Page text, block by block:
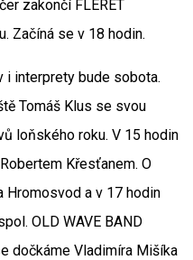
zakončí FLERET
Začíná se v 18 hodin.
i interprety bude sobota.
Tomáš Klus se svou
loňského roku. V 15 hodin
Křesťanem. O
Hromosvod a v 17 hodin
OLD WAVE BAND
dočkáme Vladimíra Mišíka